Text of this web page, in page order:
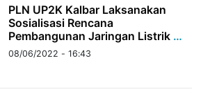
PLN UP2K Kalbar Laksanakan
Sosialisasi Rencana
Pembangunan Jaringan Listrik di
4 Desa
08/06/2022 - 16:43